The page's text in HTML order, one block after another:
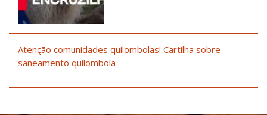
Atenção comunidades quilombolas! Cartilha sobre
saneamento quilombola